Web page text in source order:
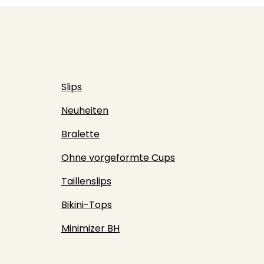
Slips
Neuheiten
Bralette
Ohne vorgeformte Cups
Taillenslips
Bikini-Tops
Minimizer BH